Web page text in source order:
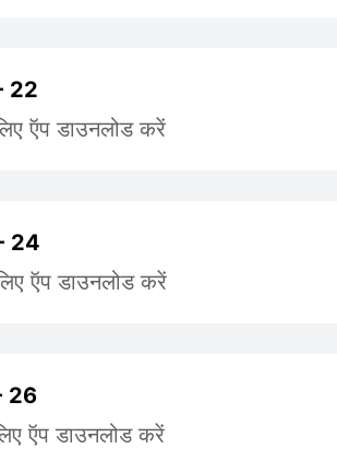
22
ऍप डाउनलोड करें
24
ऍप डाउनलोड करें
26
ऍप डाउनलोड करें